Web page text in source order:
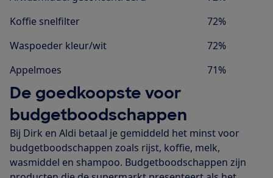
Koffie snelfilter
72%
Waspoeder kleur/wit
72%
Appelmoes
71%
De goedkoopste voor
budgetboodschappen
Bij Dirk en Aldi betaal je gemiddeld het minst voor
budgetboodschappen zoals rijst, koffie, melk,
wasmiddel en shampoo. Budgetboodschappen zijn